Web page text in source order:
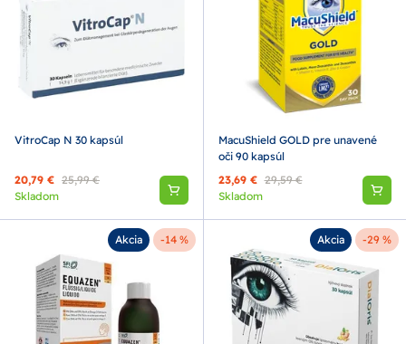
VitroCap N 30 kapsúl
20,79 € 25,99 €
Skladom
MacuShield GOLD pre unavené
oči 90 kapsúl
23,69 € 29,59 €
Skladom
Akcia -14 % Akcia -29 %